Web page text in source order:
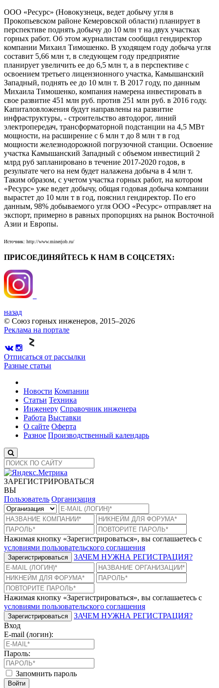
ООО «Ресурс» (Новокузнецк, ведет добычу угля в
Прокопьевском районе Кемеровской области) планирует в
перспективе поднять добычу до 10 млн т на двух участках
горных работ. Об этом журналистам сообщил гендиректор
компании Михаил Тимошенко. В уходящем году добыча угля
составит 5,66 млн т, в следующем году предприятие
планирует увеличить ее до 6,5 млн т, а в перспективе с
освоением третьего лицензионного участка, Камышанский
Западный, поднять ее до 10 млн т. В 2017 году, по данным
Михаила Тимошенко, компания намерена инвестировать в
свое развитие 451 млн руб. против 251 млн руб. в 2016 году.
Капиталовложения будут направлены на развитие
инфраструктуры, - строительство автодорог, линий
электропередач, трансформаторной подстанции на 4,5 МВт
мощности, на расширение с 6 млн т до 8 млн т в год
мощности железнодорожной погрузочной станции. Освоение
участка Камышанский Западный с объемом инвестиций 2
млрд руб запланировано в течение 2017-2020 годов, в
результате чего на нем будет налажена добыча в 4 млн т.
Таким образом, с учетом участка горных работ, на котором
«Ресурс» уже ведет добычу, общая годовая добыча компании
вырастет до 10 млн т в год, пояснил гендиректор. По его
данным, 98% добываемого угля ООО «Ресурс» отправляет на
экспорт, примерно в равных пропорциях на рынок Восточной
Азии и Европы.
Источник: http://www.minerjob.ru/
ПРИСОЕДИНЯЙТЕСЬ К НАМ В СОЦСЕТЯХ:
назад
© Союз горных инженеров, 2015–2026
Реклама на портале
Отписаться от рассылки
Разные статьи
Новости Компании
Статьи Техника
Инженеру Справочник инженера
Работа Выставки
О сайте Оферта
Разное Производственный календарь
ЗАРЕГИСТРИРОВАТЬСЯ
ВЫ
Пользователь Организация
Нажимая кнопку «Зарегистрироваться», вы соглашаетесь с
условиями пользовательского соглашения
Зарегистрироваться ЗАЧЕМ НУЖНА РЕГИСТРАЦИЯ?
Нажимая кнопку «Зарегистрироваться», вы соглашаетесь с
условиями пользовательского соглашения
Зарегистрироваться
ЗАЧЕМ НУЖНА РЕГИСТРАЦИЯ?
Вход
E-mail (логин):
Пароль:
Запомнить пароль
Войти